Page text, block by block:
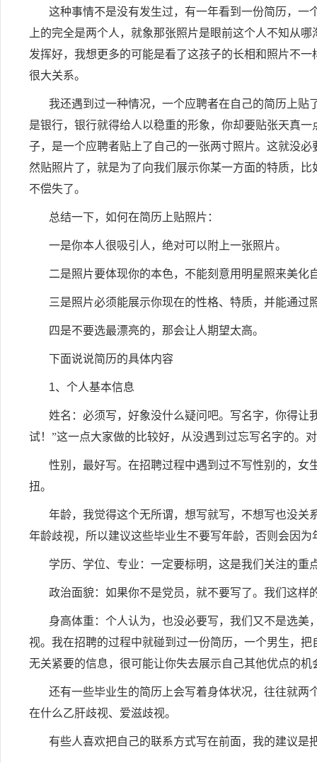
这种事情不是没有发生过，有一年看到一份简历，
上的完全是两个人，就象那张照片是眼前这个人不知从
发挥好，我想更多的可能是看了这孩子的长相和照片不
很大关系。
我还遇到过一种情况，一个应聘者在自己的简历上
是银行，银行就得给人以稳重的形象，你却要贴张天真
子，是一个应聘者贴上了自己的一张两寸照片。这就没
然贴照片了，就是为了向我们展示你某一方面的特质，
不偿失了。
总结一下，如何在简历上贴照片：
一是你本人很吸引人，绝对可以附上一张照片。
二是照片要体现你的本色，不能刻意用明星照来美化
三是照片必须能展示你现在的性格、特质，并能通
四是不要选最漂亮的，那会让人期望太高。
下面说说简历的具体内容
1、个人基本信息
姓名：必须写，好象没什么疑问吧。写名字，你得
试！”这一点大家做的比较好，从没遇到过忘写名字的。
性别，最好写。在招聘过程中遇到过不写性别的，
扭。
年龄，我觉得这个无所谓，想写就写，不想写也没
年龄歧视，所以建议这些毕业生不要写年龄，否则会因
学历、学位、专业：一定要标明，这是我们关注的重
政治面貌：如果你不是党员，就不要写了。我们这
身高体重：个人认为，也没必要写，我们又不是选
视。我在招聘的过程中就碰到过一份简历，一个男生，把
无关紧要的信息，很可能让你失去展示自己其他优点的
还有一些毕业生的简历上会写着身体状况，往往就
在什么乙肝歧视、爱滋歧视。
有些人喜欢把自己的联系方式写在前面，我的建议